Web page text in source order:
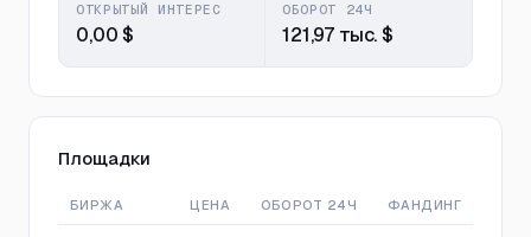
ОТКРЫТЫЙ ИНТЕРЕС
0,00 $
ОБОРОТ 24Ч
121,97 тыс. $
Площадки
БИРЖА ЦЕНА ОБОРОТ 24Ч ФАНДИНГ